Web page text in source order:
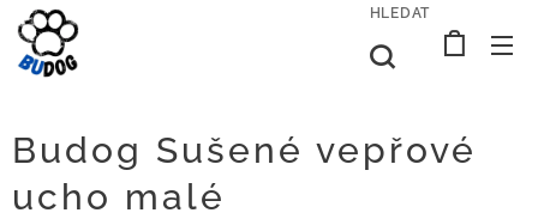
HLEDAT
Budog Sušené vepřové
ucho malé